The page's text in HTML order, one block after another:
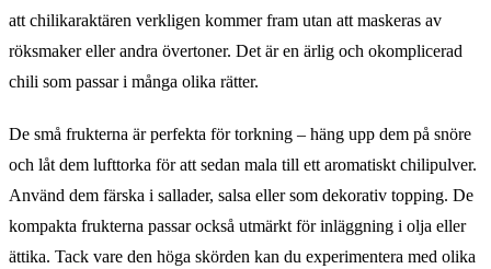
att chilikaraktären verkligen kommer fram utan att maskeras av
röksmaker eller andra övertoner. Det är en ärlig och okomplicerad
chili som passar i många olika rätter.
De små frukterna är perfekta för torkning – häng upp dem på snöre
och låt dem lufttorka för att sedan mala till ett aromatiskt chilipulver.
Använd dem färska i sallader, salsa eller som dekorativ topping. De
kompakta frukterna passar också utmärkt för inläggning i olja eller
ättika. Tack vare den höga skörden kan du experimentera med olika